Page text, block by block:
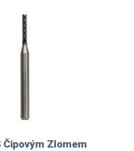
Čipovým Zlomem